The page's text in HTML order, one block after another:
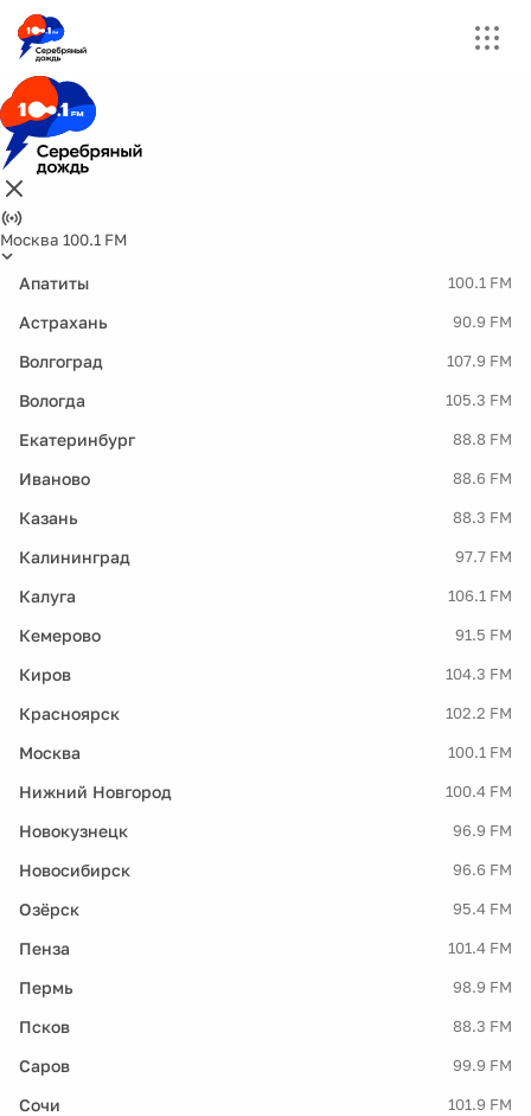
Москва 100.1 FM
Апатиты 100.1 FM
Астрахань 90.9 FM
Волгоград 107.9 FM
Вологда 105.3 FM
Екатеринбург 88.8 FM
Иваново 88.6 FM
Казань 88.3 FM
Калининград 97.7 FM
Калуга 106.1 FM
Кемерово 91.5 FM
Киров 104.3 FM
Красноярск 102.2 FM
Москва 100.1 FM
Нижний Новгород 100.4 FM
Новокузнецк 96.9 FM
Новосибирск 96.6 FM
Озёрск 95.4 FM
Пенза 101.4 FM
Пермь 98.9 FM
Псков 88.3 FM
Саров 99.9 FM
Сочи 101.9 FM